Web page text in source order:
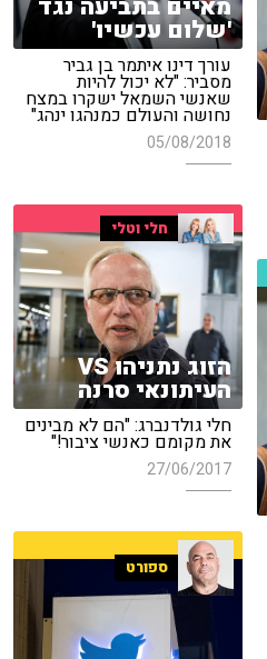
מאיים בתביעה נגד
'שלום עכשיו'
עורך דינו איתמר בן גביר
מסביר: "לא יכול להיות
שאנשי השמאל ישקרו במצח
נחושה והעולם כמנהגו ינהג"
05/08/2018
חלי וטלי
הזוג נתניהו VS
העיתונאי סרנה
חלי גולדנברג: "הם לא מבינים
את מקומם כאנשי ציבור!"
27/06/2017
ספורט